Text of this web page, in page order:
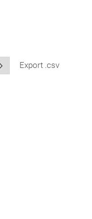
Export .csv